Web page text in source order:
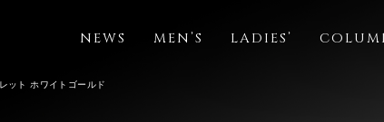
NEWS MEN’S LADIES’
ット ホワイトゴールド